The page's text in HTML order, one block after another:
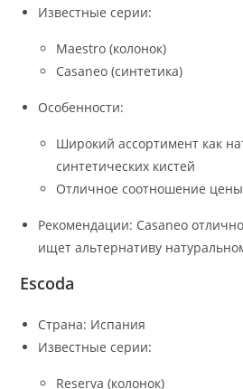
Известные серии:
Maestro (колонок)
Casaneo (синтетика)
Особенности:
Широкий ассортимент как
синтетических кистей
Отличное соотношение цены
Рекомендации: Casaneo
ищет альтернативу
Escoda
Страна: Испания
Известные серии:
Reserva (колонок)